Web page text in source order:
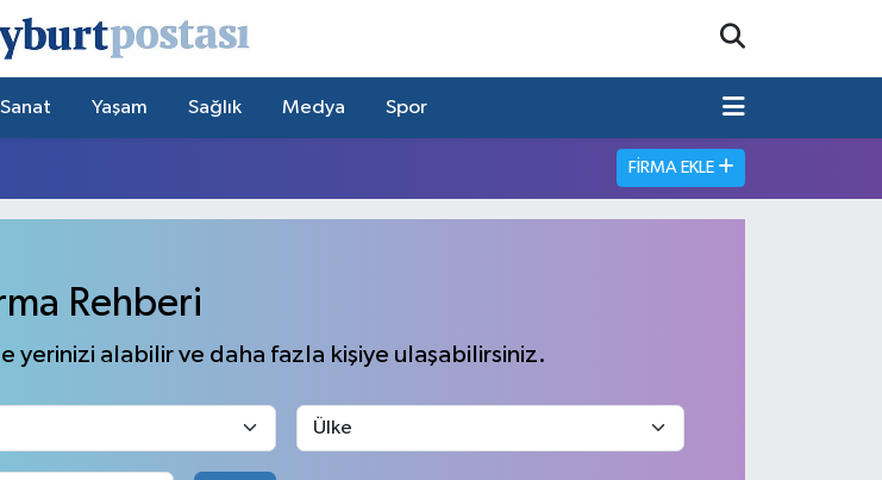
Yaşam Sağlık Medya Spor
FIRMA EKLE
Rehberi
yerinizi alabilir ve daha fazla kişiye ulaşabilirsiniz.